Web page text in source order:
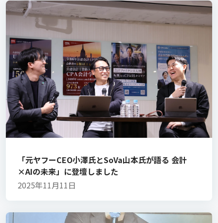
「元ヤフーCEO小澤氏とSoVa山本氏が語る 会計
×AIの未来」に登壇しました
2025年11月11日